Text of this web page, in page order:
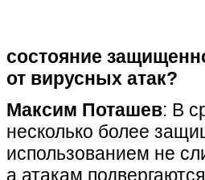
состояние
от вирусных атак?
Максим Поташев: В
несколько более
использованием не
а атакам